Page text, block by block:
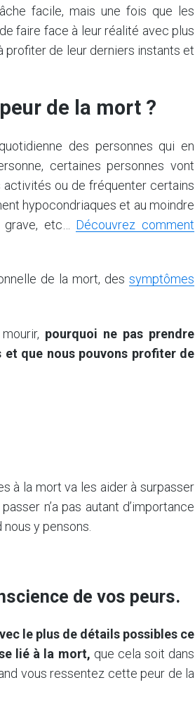
facile, mais une fois que les
faire face à leur réalité avec plus
profiter de leur derniers instants et
de la mort ?
des personnes qui en
certaines personnes vont
activités ou de fréquenter certains
hypocondriaques et au moindre
etc… Découvrez comment
de la mort, des symptômes
pourquoi ne pas prendre
et que nous pouvons profiter de
à la mort va les aider à surpasser
n’a pas autant d’importance
y pensons.
de vos peurs.
le plus de détails possibles ce
lié à la mort, que cela soit dans
vous ressentez cette peur de la